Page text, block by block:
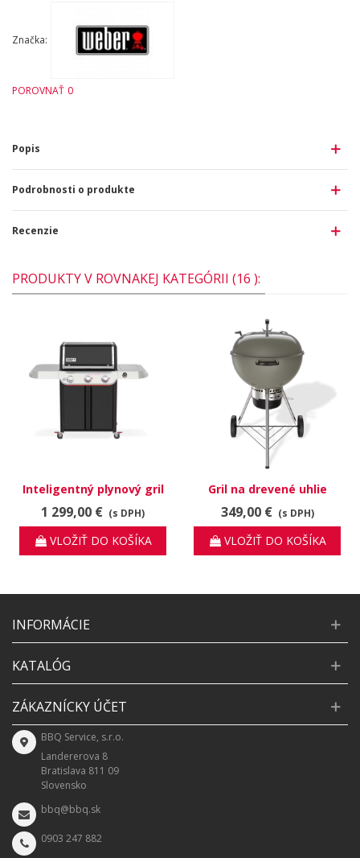
Značka:
POROVNAŤ 0
Popis
Podrobnosti o produkte
Recenzie
PRODUKTY V ROVNAKEJ KATEGÓRII (16 ):
Inteligentný plynový gril
Genesis® EX-325W
1 299,00 € (s DPH)
VLOŽIŤ DO KOŠÍKA
Gril na drevené uhlie
Master-Touch, 57 cm,
Smoke Grey
349,00 € (s DPH)
VLOŽIŤ DO KOŠÍKA
INFORMÁCIE
KATALÓG
ZÁKAZNÍCKY ÚČET
BBQ Service, s.r.o.
Landererova 8
Bratislava 811 09
Slovensko
bbq@bbq.sk
0903 247 882